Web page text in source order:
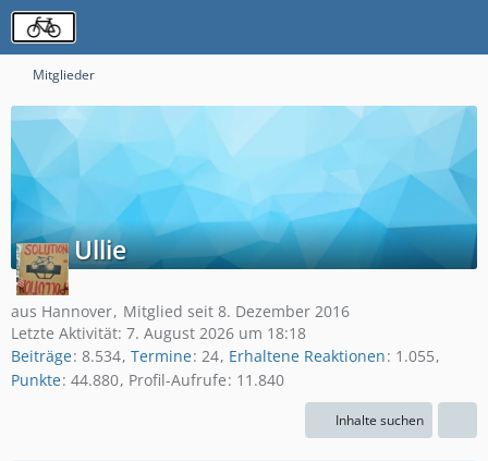
Mitglieder
Ullie
aus Hannover Mitglied seit 8. Dezember 2016
Letzte Aktivität: 7. August 2026 um 18:18
Beiträge 8.534 Termine 24 Erhaltene Reaktionen 1.055
Punkte 44.880 Profil-Aufrufe 11.840
Inhalte suchen